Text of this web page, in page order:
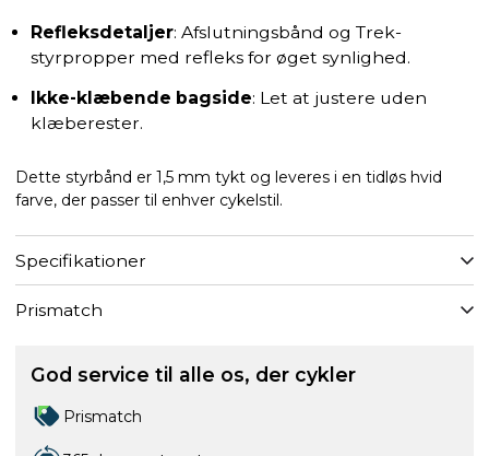
Refleksdetaljer: Afslutningsbånd og Trek-
styrpropper med refleks for øget synlighed.
Ikke-klæbende bagside: Let at justere uden
klæberester.
Dette styrbånd er 1,5 mm tykt og leveres i en tidløs hvid
farve, der passer til enhver cykelstil.
Specifikationer
Prismatch
God service til alle os, der cykler
Prismatch